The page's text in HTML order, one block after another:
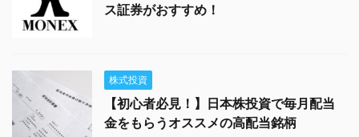
ス証券がおすすめ！
株式投資
【初心者必見！】日本株投資で毎月配当
金をもらうオススメの高配当銘柄